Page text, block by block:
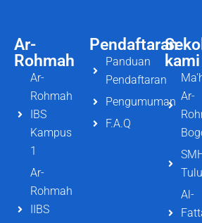
Ar-
Rohmah
Ar-
Rohmah
IBS
Kampus
1
Ar-
Rohmah
IIBS
Pendaftaran
Panduan
Pendaftaran
Pengumuman
F.A.Q
kami
Ar-
Al-